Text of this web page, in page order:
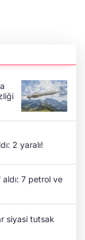
2 yaralı!
7 petrol ve
siyasi tutsak